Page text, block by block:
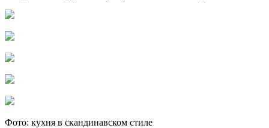
Фото: кухня в скандинавском стиле